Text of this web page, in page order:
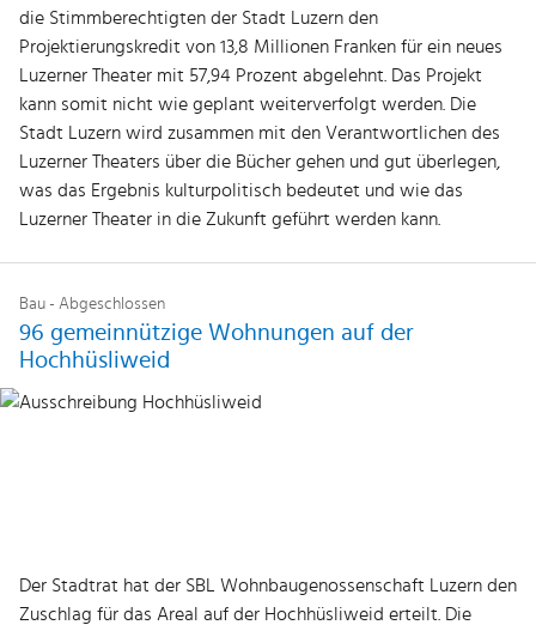
die Stimmberechtigten der Stadt Luzern den
Projektierungskredit von 13,8 Millionen Franken für ein neues
Luzerner Theater mit 57,94 Prozent abgelehnt. Das Projekt
kann somit nicht wie geplant weiterverfolgt werden. Die
Stadt Luzern wird zusammen mit den Verantwortlichen des
Luzerner Theaters über die Bücher gehen und gut überlegen,
was das Ergebnis kulturpolitisch bedeutet und wie das
Luzerner Theater in die Zukunft geführt werden kann.
Bau - Abgeschlossen
96 gemeinnützige Wohnungen auf der
Hochhüsliweid
Der Stadtrat hat der SBL Wohnbaugenossenschaft Luzern den
Zuschlag für das Areal auf der Hochhüsliweid erteilt. Die